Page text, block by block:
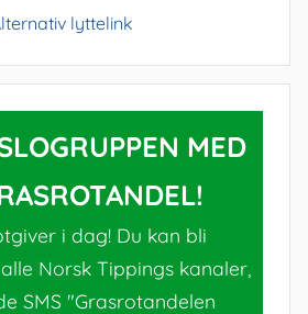
lyttelink
MED
i dag! Du kan bli
Norsk Tippings kanaler,
SMS "Grasrotandelen